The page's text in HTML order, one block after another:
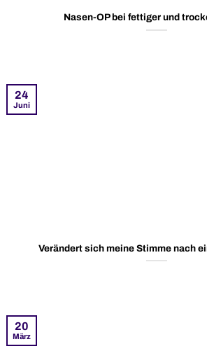
Nasen-OP bei fettiger und
Verändert sich meine Stimme nach
24
Juni
20
März